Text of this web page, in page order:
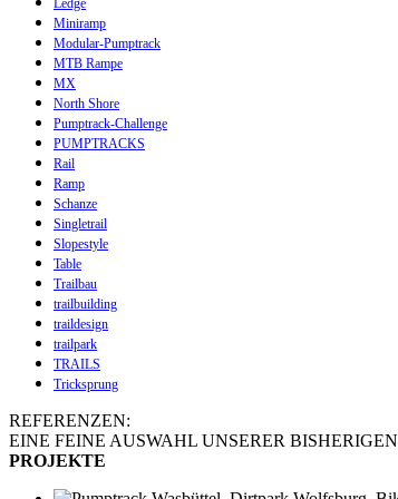
Ledge
Miniramp
Modular-Pumptrack
MTB Rampe
MX
North Shore
Pumptrack-Challenge
PUMPTRACKS
Rail
Ramp
Schanze
Singletrail
Slopestyle
Table
Trailbau
trailbuilding
traildesign
trailpark
TRAILS
Tricksprung
REFERENZEN:
EINE FEINE AUSWAHL UNSERER BISHERIGEN
PROJEKTE